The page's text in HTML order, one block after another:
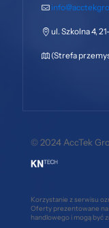
ul. Szkolna 4,
(Strefa
© 2024 AccTek
Korzystanie z serwisu
Oferty prezentowane
handlowego i mogą być